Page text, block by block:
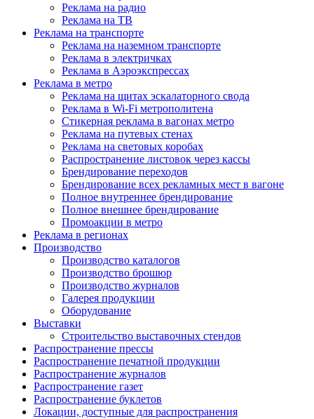
Реклама на радио
Реклама на ТВ
Реклама на транспорте
Реклама на наземном транспорте
Реклама в электричках
Реклама в Аэроэкспрессах
Реклама в метро
Реклама на щитах эскалаторного свода
Реклама в Wi-Fi метрополитена
Стикерная реклама в вагонах метро
Реклама на путевых стенах
Реклама на световых коробах
Распространение листовок через кассы
Брендирование переходов
Брендирование всех рекламных мест в вагоне
Полное внутреннее брендирование
Полное внешнее брендирование
Промоакции в метро
Реклама в регионах
Производство
Производство каталогов
Производство брошюр
Производство журналов
Галерея продукции
Оборудование
Выставки
Строительство выставочных стендов
Распространение прессы
Распространение печатной продукции
Распространение журналов
Распространение газет
Распространение буклетов
Локации, доступные для распространения